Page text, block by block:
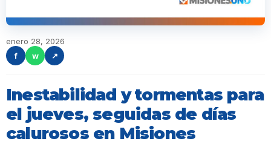
enero 28, 2026
f
w ↗
Inestabilidad y tormentas para
el jueves, seguidas de días
calurosos en Misiones